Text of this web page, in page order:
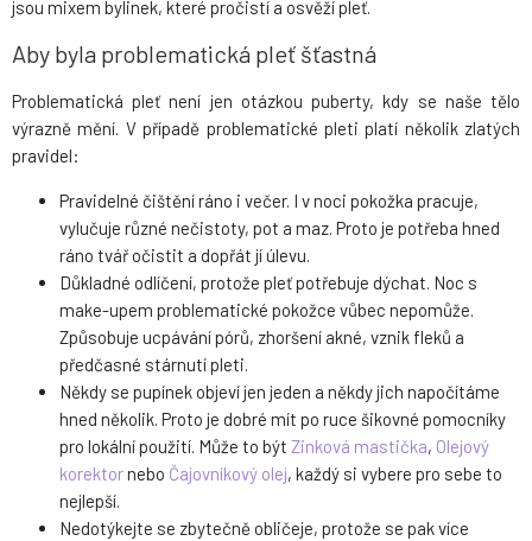
jsou mixem bylinek, které pročistí a osvěží pleť.
Aby byla problematická pleť šťastná
Problematická pleť není jen otázkou puberty, kdy se naše tělo
výrazně mění. V případě problematické pleti platí několik zlatých
pravidel:
Pravidelné čištění ráno i večer. I v noci pokožka pracuje,
vylučuje různé nečistoty, pot a maz. Proto je potřeba hned
ráno tvář očistit a dopřát jí úlevu.
Důkladné odlíčení, protože pleť potřebuje dýchat. Noc s
make-upem problematické pokožce vůbec nepomůže.
Způsobuje ucpávání pórů, zhoršení akné, vznik fleků a
předčasné stárnutí pleti.
Někdy se pupínek objeví jen jeden a někdy jich napočítáme
hned několik. Proto je dobré mít po ruce šikovné pomocníky
pro lokální použití. Může to být Zinková mastička, Olejový
korektornebo Čajovníkový olej, každý si vybere pro sebe to
nejlepší.
Nedotýkejte se zbytečně obličeje, protože se pak více